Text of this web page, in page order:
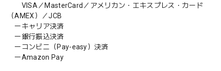
VISA／MasterCard／アメリカン・エキスプレス・カード
（AMEX）／JCB
ーキャリア決済
ー銀行振込決済
ーコンビニ（Pay-easy）決済
ーAmazon Pay